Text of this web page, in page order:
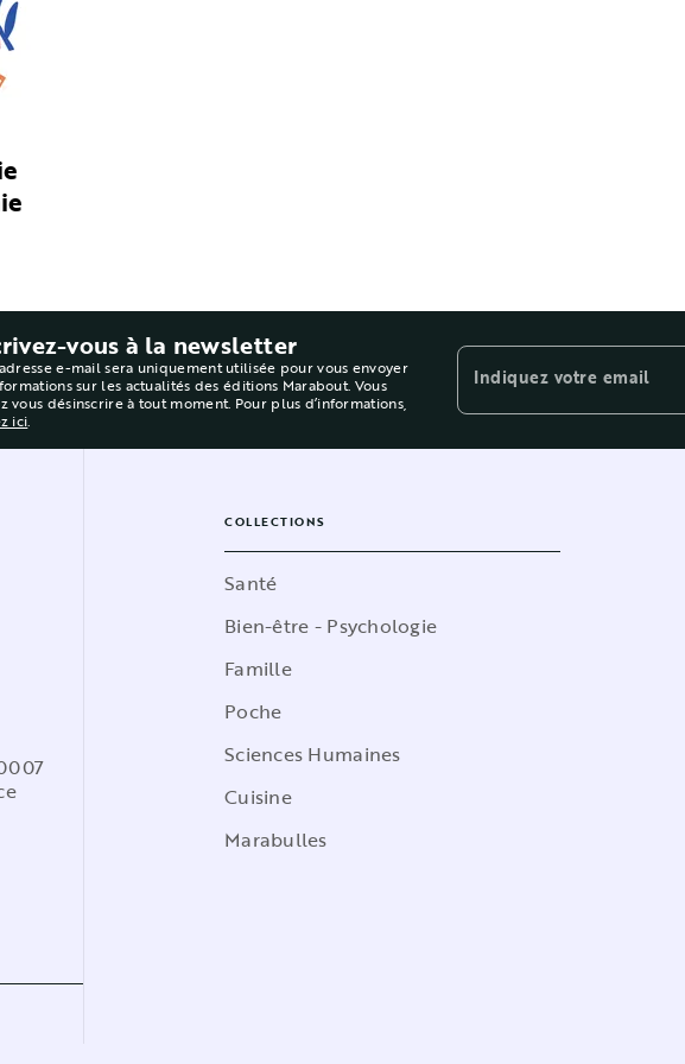
vous à la newsletter
e-mail sera uniquement utilisée pour vous envoyer
sur les actualités des éditions Marabout. Vous
vous désinscrire à tout moment. Pour plus d’informations,
ici.
Indiquez votre email
COLLECTIONS
Santé
Bien-être - Psychologie
Famille
Poche
Sciences Humaines
Cuisine
Marabulles